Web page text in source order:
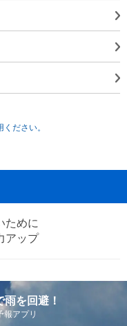
ださい。
ために
アップ
を回避！
アプリ